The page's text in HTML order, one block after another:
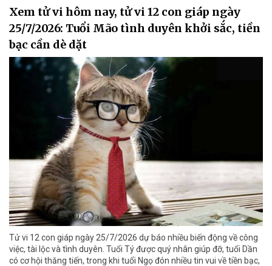
Xem tử vi hôm nay, tử vi 12 con giáp ngày
25/7/2026: Tuổi Mão tình duyên khởi sắc, tiền
bạc cần dè dặt
Tử vi 12 con giáp ngày 25/7/2026 dự báo nhiều biến động về công
việc, tài lộc và tình duyên. Tuổi Tý được quý nhân giúp đỡ, tuổi Dần
có cơ hội thăng tiến, trong khi tuổi Ngọ đón nhiều tin vui về tiền bạc,